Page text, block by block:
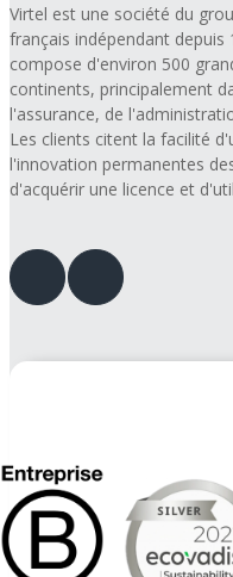
Virtel est une société du
français indépendant depuis
compose d'environ 500
continents, principalement
l'assurance, de
Les clients citent la facilité
l'innovation permanentes
d'acquérir une licence et